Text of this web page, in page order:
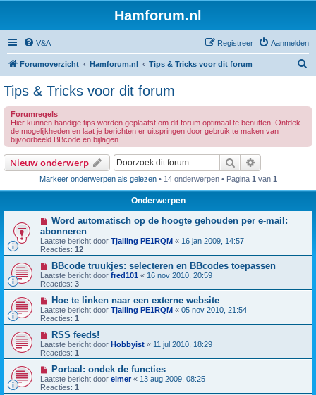
Hamforum.nl
V&A Aanmelden
Registreer
Forumoverzicht Hamforum.nl Tips & Tricks voor dit forum
Tips & Tricks voor dit forum
Forumregels
Hier kunnen handige tips worden geplaatst om dit forum optimaal te benutten. Ontdek
de mogelijkheden en laat je berichten er uitspringen door gebruik te maken van
bijvoorbeeld BBcode en bijlagen.
Nieuw onderwerp Zoek
Markeer onderwerpen als gelezen• 14 onderwerpen • Pagina 1 van 1
Onderwerpen
Word automatisch op de hoogte gehouden per e-mail:
abonneren
Laatste bericht door Tjalling PE1RQM « 16 jan 2009, 14:57
Reacties: 12
BBcode truukjes: selecteren en BBcodes toepassen
Laatste bericht door fred101 « 16 nov 2010, 20:59
Reacties: 3
Hoe te linken naar een externe website
Laatste bericht door Tjalling PE1RQM « 05 nov 2010, 21:54
Reacties: 1
RSS feeds!
Laatste bericht door Hobbyist « 11 jul 2010, 18:29
Reacties: 1
Portaal: ondek de functies
Laatste bericht door elmer« 13 aug 2009, 08:25
Reacties: 1